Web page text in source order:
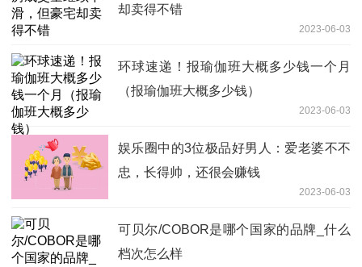
却卖得不错
2023-06-03
环球速递！报瑜伽班大概多少钱一个月
（报瑜伽班大概多少钱）
2023-06-03
娱乐圈中的3位极品好男人：爱老婆不不
忠，长得帅，还很会赚钱
2023-06-03
可贝尔/COBOR是哪个国家的品牌_什么
档次怎么样